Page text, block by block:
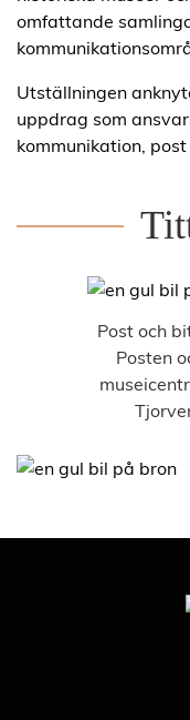
omfattande
Utställningen
uppdrag som
kommunikation,
Post och
Posten